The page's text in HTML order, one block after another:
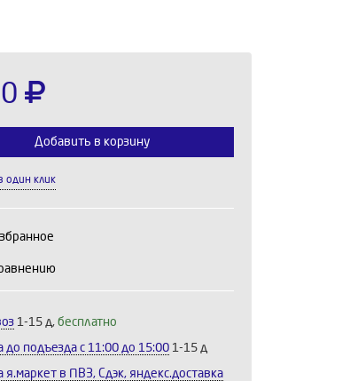
Добавить в корзину
один клик
1-15 д, бесплатно
до подъезда c 11:00 до 15:00 1-15 д
я.маркет в ПВЗ, Сдэк, яндекс.доставка